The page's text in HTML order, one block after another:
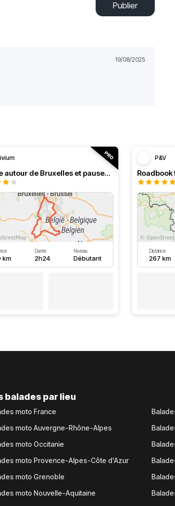
Publier
19/08/2025
Boucle autour de Bruxelles et pauses au bord de l'eau
km
Durée
2h24
Niveau
Débutant
P&V
Distance
267 km
balades par lieu
moto France
moto Auvergne-Rhône-Alpes
moto Occitanie
moto Provence-Alpes-Côte d'Azur
moto Grenoble
moto Nouvelle-Aquitaine